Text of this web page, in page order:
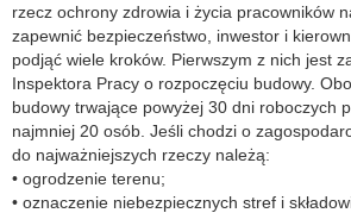
rzecz ochrony zdrowia i życia pracowników
zapewnić bezpieczeństwo, inwestor i
podjąć wiele kroków. Pierwszym z nich jest
Inspektora Pracy o rozpoczęciu budowy.
budowy trwające powyżej 30 dni roboczych
najmniej 20 osób. Jeśli chodzi o
do najważniejszych rzeczy należą:
• ogrodzenie terenu;
• oznaczenie niebezpiecznych stref i